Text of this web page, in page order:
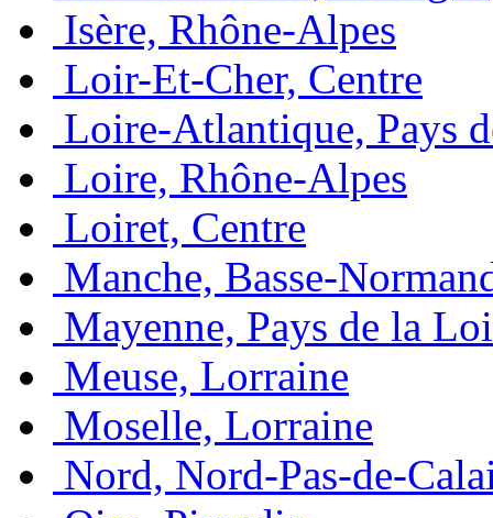
Isère, Rhône-Alpes
Loir-Et-Cher, Centre
Loire-Atlantique, Pays
Loire, Rhône-Alpes
Loiret, Centre
Manche, Basse-
Mayenne, Pays de la
Meuse, Lorraine
Moselle, Lorraine
Nord, Nord-Pas-de-